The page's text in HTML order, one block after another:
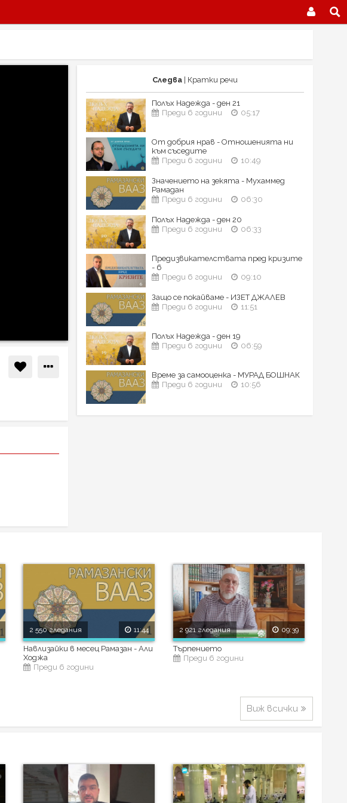
Следва | Кратки речи
Полъх Надежда - ден 21
Преди 6 години
05:17
От добрия нрав - Отношенията ни
към съседите
Преди 6 години
10:49
Значението на зекята - Мухаммед
Рамадан
Преди 6 години
06:30
Полъх Надежда - ден 20
Преди 6 години
06:33
Предизвикателствата пред кризите
- 6
Преди 6 години
09:10
Защо се покайваме - ИЗЕТ ДЖАЛЕВ
Преди 6 години
11:51
Полъх Надежда - ден 19
Преди 6 години
06:59
Време за самооценка - МУРАД БОШНАК
Преди 6 години
10:56
2 550 гледания 11:44
Навлизайки в месец Рамазан - Али
Ходжа
Преди 6 години
2 921 гледания 09:39
Търпението
Преди 6 години
Виж всички